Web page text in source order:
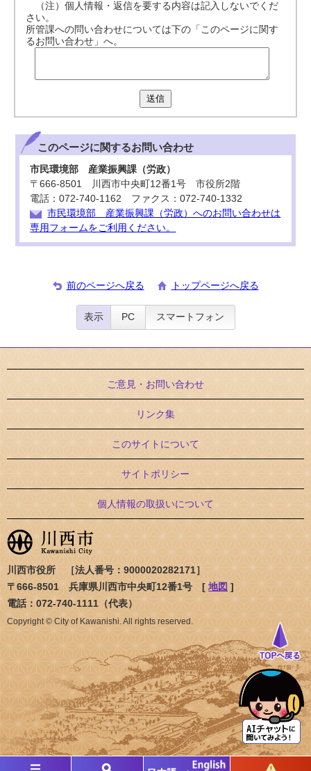
（注）個人情報・返信を要する内容は記入しないでくだ
さい。
所管課への問い合わせについては下の「このページに関す
るお問い合わせ」へ。
送信
このページに関するお問い合わせ
市民環境部 産業振興課（労政）
〒666-8501 川西市中央町12番1号 市役所2階
電話：072-740-1162 ファクス：072-740-1332
市民環境部 産業振興課（労政）へのお問い合わせは
専用フォームをご利用ください。
前のページへ戻る トップページへ戻る
表示 PC スマートフォン
ご意見・お問い合わせ
リンク集
このサイトについて
サイトポリシー
個人情報の取扱いについて
川西市役所 ［法人番号：9000020282171］
〒666-8501 兵庫県川西市中央町12番1号 [ 地図 ]
電話：072-740-1111（代表）
Copyright © City of Kawanishi. All rights reserved.